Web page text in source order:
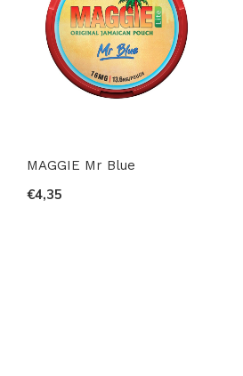
MAGGIE Mr Blue
€4,35